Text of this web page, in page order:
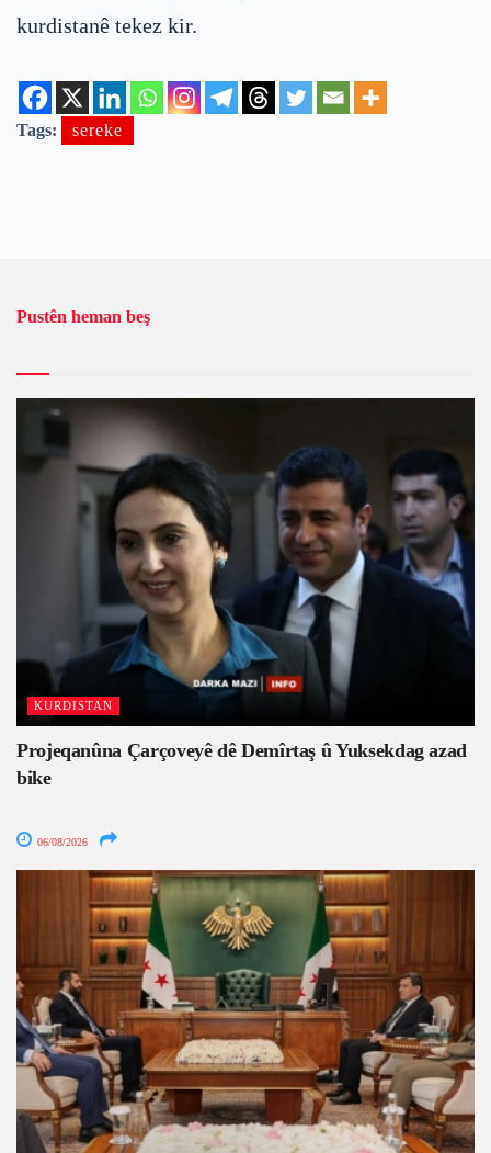
kurdistanê tekez kir.
Tags: sereke
Pustên heman beş
KURDISTAN
Projeqanûna Çarçoveyê dê Demîrtaş û Yuksekdag azad
bike
06/08/2026